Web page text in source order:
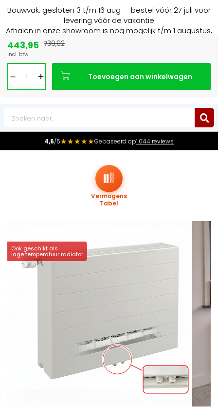
Bouwvak: gesloten 3 t/m 16 aug — bestel vóór 27 juli voor
levering vóór de vakantie
Afhalen in onze showroom is nog mogelijk t/m 1 augustus,
4,6/5★★★★★Gebaseerd op1.044 reviews
Ook geschikt als
lage temperatuur radiator
Vermogens
Tabel
443,95
Incl. btw
739,92
Toevoegen aan winkelwagen